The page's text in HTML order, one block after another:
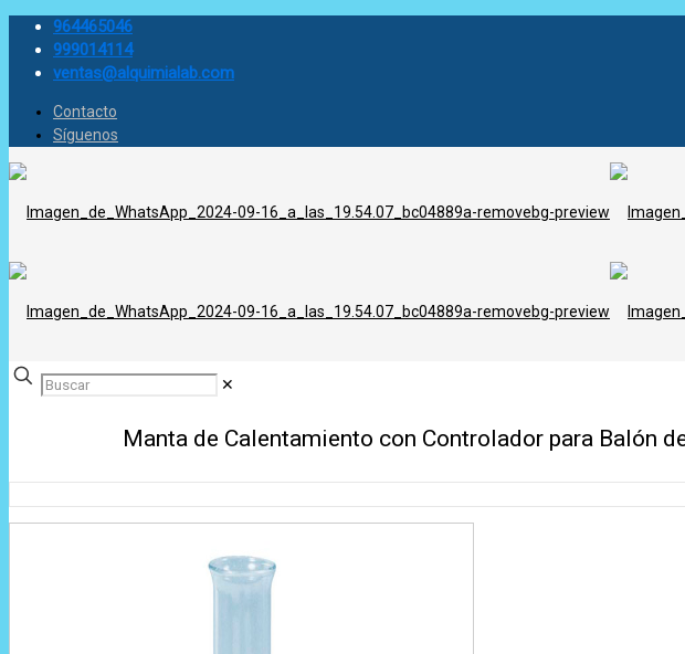
964465046
999014114
ventas@alquimialab.com
Contacto
Síguenos
✕
Manta de Calentamiento con Controlador para Balón